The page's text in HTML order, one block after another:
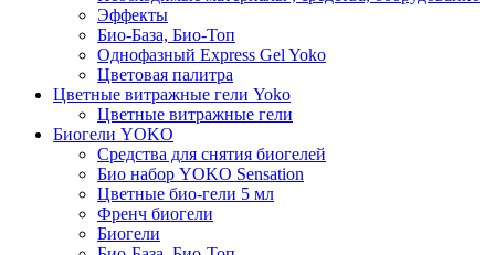
Эффекты
Био-База, Био-Топ
Однофазный Express Gel Yoko
Цветовая палитра
Цветные витражные гели Yoko
Цветные витражные гели
Биогели YOKO
Средства для снятия биогелей
Био набор YOKO Sensation
Цветные био-гели 5 мл
Френч биогели
Биогели